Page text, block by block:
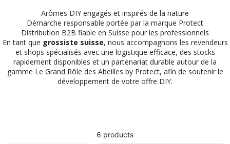
Arômes DIY engagés et inspirés de la nature
Démarche responsable portée par la marque Protect
Distribution B2B fiable en Suisse pour les professionnels
En tant que grossiste suisse, nous accompagnons les revendeurs
et shops spécialisés avec une logistique efficace, des stocks
rapidement disponibles et un partenariat durable autour de la
gamme Le Grand Rôle des Abeilles by Protect, afin de soutenir le
développement de votre offre DIY.
6 products